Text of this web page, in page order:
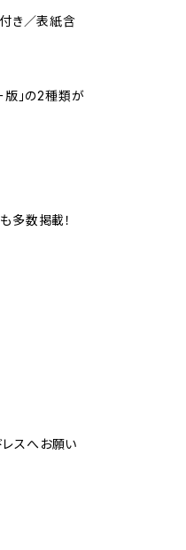
き／表紙含
版」の2種類が
多数掲載！
スへお願い